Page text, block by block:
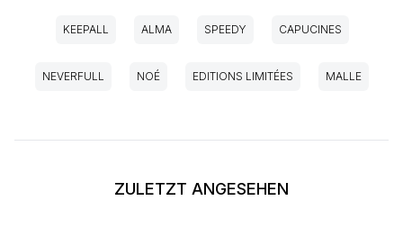
KEEPALL ALMA SPEEDY CAPUCINES
NEVERFULL NOÉ EDITIONS LIMITÉES MALLE
ZULETZT ANGESEHEN